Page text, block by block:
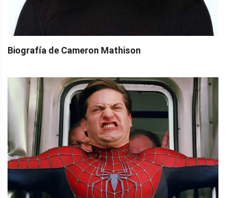
Biografía de Cameron Mathison